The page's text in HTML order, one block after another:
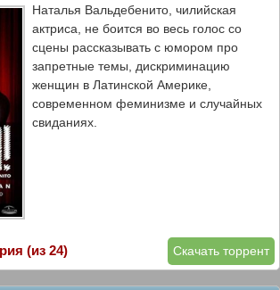
Наталья Вальдебенито, чилийская
актриса, не боится во весь голос со
сцены рассказывать с юмором про
запретные темы, дискриминацию
женщин в Латинской Америке,
современном феминизме и случайных
свиданиях.
Скачать торрент
(из 24)